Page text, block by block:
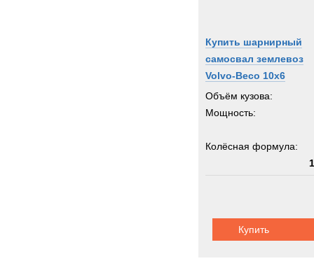
Купить шарнирный
самосвал землевоз
Volvo-Beco 10x6
Объём кузова:
Мощность:
Колёсная формула:
Купить